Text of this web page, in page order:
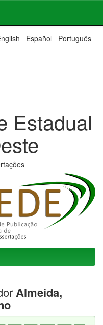
Español Português
Estadual
Almeida,